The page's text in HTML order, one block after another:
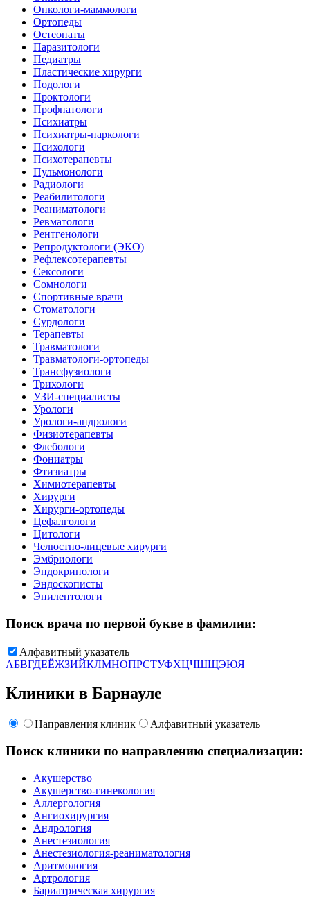
Онкологи-маммологи
Ортопеды
Остеопаты
Паразитологи
Педиатры
Пластические хирурги
Подологи
Проктологи
Профпатологи
Психиатры
Психиатры-наркологи
Психологи
Психотерапевты
Пульмонологи
Радиологи
Реабилитологи
Реаниматологи
Ревматологи
Рентгенологи
Репродуктологи (ЭКО)
Рефлексотерапевты
Сексологи
Сомнологи
Спортивные врачи
Стоматологи
Сурдологи
Терапевты
Травматологи
Травматологи-ортопеды
Трансфузиологи
Трихологи
УЗИ-специалисты
Урологи
Урологи-андрологи
Физиотерапевты
Флебологи
Фониатры
Фтизиатры
Химиотерапевты
Хирурги
Хирурги-ортопеды
Цефалгологи
Цитологи
Челюстно-лицевые хирурги
Эмбриологи
Эндокринологи
Эндоскописты
Эпилептологи
Поиск врача по первой букве в фамилии:
Алфавитный указатель
АБВГДЕЁЖЗИЙКЛМНОПРСТУФХЦЧШЩЭЮЯ
Клиники в Барнауле
Направления клиник Алфавитный указатель
Поиск клиники по направлению специализации:
Акушерство
Акушерство-гинекология
Аллергология
Ангиохирургия
Андрология
Анестезиология
Анестезиология-реаниматология
Аритмология
Артрология
Бариатрическая хирургия